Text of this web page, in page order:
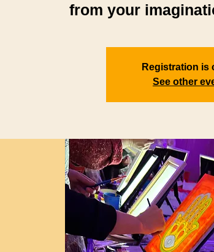
from your
Registration is
See other